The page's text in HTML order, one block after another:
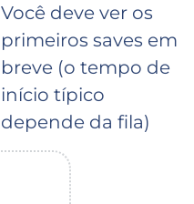
Você deve ver os
primeiros saves em
breve (o tempo de
início típico
depende da fila)